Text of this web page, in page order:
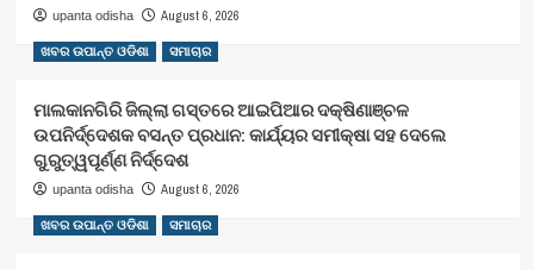
upanta odisha August 6, 2026
ଖବର ଉପାନ୍ତ ଓଡିଶା ସମାଚାର
ମାଲକାନଗିରି ଜିଲ୍ଲା ଗସ୍ତରେ ଆଇପିଆର ଦକ୍ଷିଣାଞ୍ଚଳ
ଉପନିର୍ଦ୍ଦେଶକ ବସନ୍ତ ପ୍ରଧାନ: କାର୍ଯ୍ୟର ସମୀକ୍ଷା ସହ ଦେଲେ
ଗୁରୁତ୍ୱପୂର୍ଣ୍ଣ ନିର୍ଦ୍ଦେଶ
upanta odisha August 6, 2026
ଖବର ଉପାନ୍ତ ଓଡିଶା ସମାଚାର